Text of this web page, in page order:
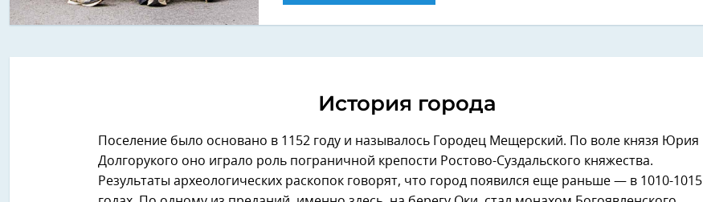
История города
Поселение было основано в 1152 году и называлось Городец Мещерский. По воле князя Юрия
Долгорукого оно играло роль пограничной крепости Ростово-Суздальского княжества.
Результаты археологических раскопок говорят, что город появился еще раньше — в 1010-1015